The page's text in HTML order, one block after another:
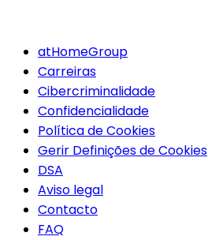
atHomeGroup
Carreiras
Cibercriminalidade
Confidencialidade
Política de Cookies
Gerir Definições de Cookies
DSA
Aviso legal
Contacto
FAQ